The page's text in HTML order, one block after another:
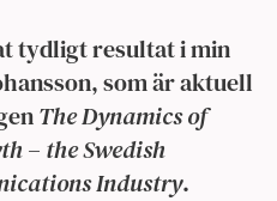
tydligt resultat i min
som är aktuell
The Dynamics of
– the Swedish
Industry.